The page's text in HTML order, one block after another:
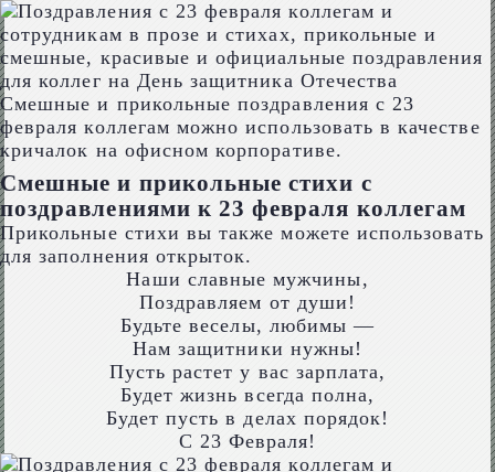
Смешные и прикольные поздравления с 23
февраля коллегам можно использовать в качестве
кричалок на офисном корпоративе.
Смешные и прикольные стихи с
поздравлениями к 23 февраля коллегам
Прикольные стихи вы также можете использовать
для заполнения открыток.
Наши славные мужчины,
Поздравляем от души!
Будьте веселы, любимы —
Нам защитники нужны!
Пусть растет у вас зарплата,
Будет жизнь всегда полна,
Будет пусть в делах порядок!
С 23 Февраля!